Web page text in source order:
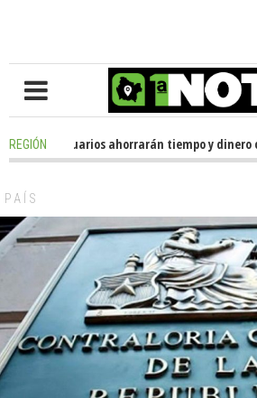
REGIÓN
de usuarios ahorrarán tiempo y dinero con
PAÍS